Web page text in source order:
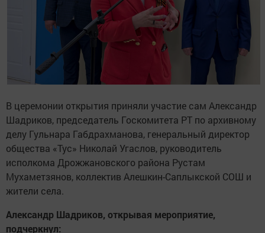
В церемонии открытия приняли участие сам Александр
Шадриков, председатель Госкомитета РТ по архивному
делу Гульнара Габдрахманова, генеральный директор
общества «Тус» Николай Угаслов, руководитель
исполкома Дрожжановского района Рустам
Мухаметзянов, коллектив Алешкин-Саплыкской СОШ и
жители села.
Александр Шадриков, открывая мероприятие,
подчеркнул: